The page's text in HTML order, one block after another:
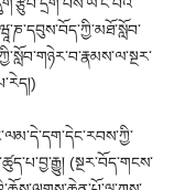
(སྔར་བོད་གངས་